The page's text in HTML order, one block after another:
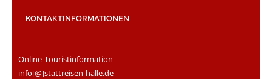
KONTAKTINFORMATIONEN
Online-Touristinformation
info[@]stattreisen-halle.de